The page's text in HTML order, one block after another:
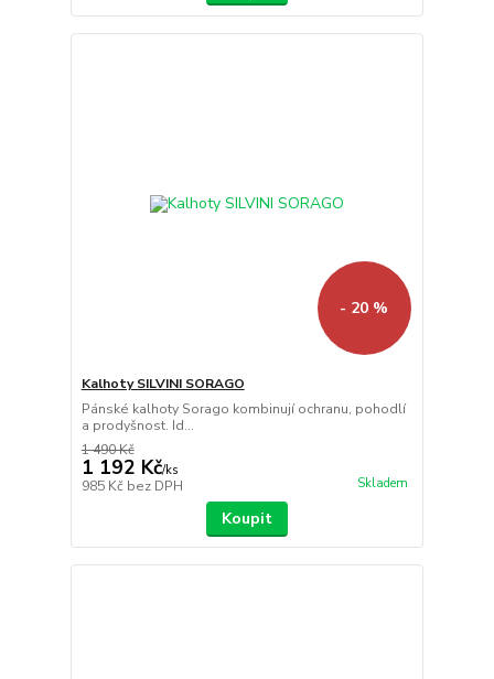
- 20 %
Kalhoty SILVINI SORAGO
Pánské kalhoty Sorago kombinují ochranu, pohodlí
a prodyšnost. Id...
1 490 Kč
1 192 Kč/ks
985 Kč bez DPH Skladem
Koupit